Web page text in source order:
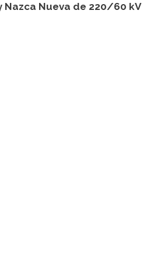
Nazca Nueva de 220/60 kV